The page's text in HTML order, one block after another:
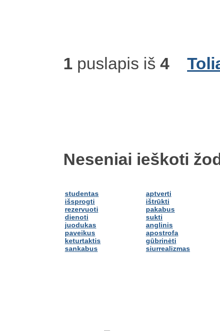
1 puslapis iš 4
Neseniai ieškoti
studentas
išsprogti
rezervuoti
dienoti
juodukas
paveikus
keturtaktis
sankabus
aptverti
ištrūkti
pakabus
sukti
anglinis
apostrofa
gūbrinėti
siurrealizmas